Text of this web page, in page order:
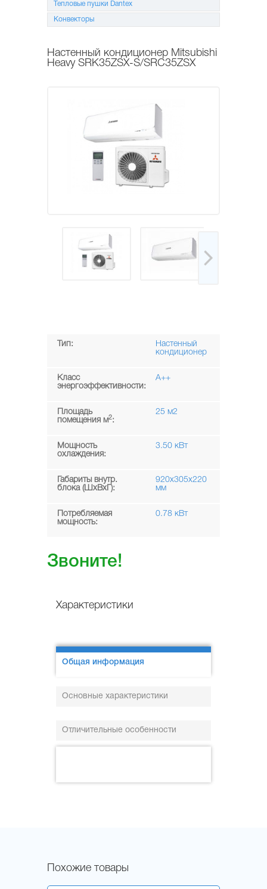
МОНТАЖ
И ОБСЛУЖИВАНИЕ
АКЦИИ
Тепловые пушки Dantex
Конвекторы
Настенный кондиционер Mitsubishi
Heavy SRK35ZSX-S/SRC35ZSX
Тип:
Настенный
кондиционер
Класс
энергоэффективности:
A++
Площадь
помещения м2:
25 м2
Мощность
охлаждения:
3.50 кВт
Габариты внутр.
блока (ШxВxГ):
920x305x220
мм
Потребляемая
мощность:
0.78 кВт
Звоните!
Характеристики
Общая информация
Основные характеристики
Отличительные особенности
Похожие товары